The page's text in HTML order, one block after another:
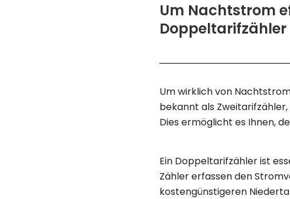
Um Nachtstrom
Doppeltarifzähler
Um wirklich von
bekannt als
Dies ermöglicht es Ihnen,
Ein Doppeltarifzähler ist
Zähler erfassen den
kostengünstigeren